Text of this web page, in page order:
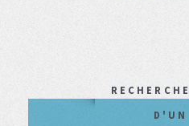
D'UN